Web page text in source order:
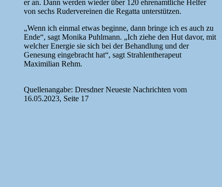
er an. Dann werden wieder über 120 ehrenamtliche Helfer
von sechs Rudervereinen die Regatta unterstützen.
„Wenn ich einmal etwas beginne, dann bringe ich es auch zu
Ende“, sagt Monika Puhlmann. „Ich ziehe den Hut davor, mit
welcher Energie sie sich bei der Behandlung und der
Genesung eingebracht hat“, sagt Strahlentherapeut
Maximilian Rehm.
Quellenangabe: Dresdner Neueste Nachrichten vom
16.05.2023, Seite 17